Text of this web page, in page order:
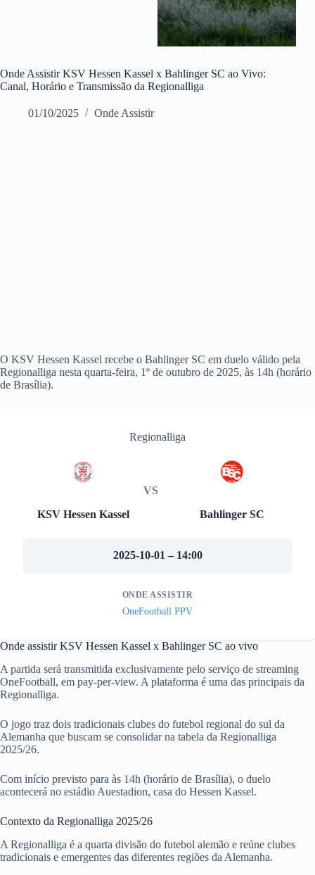
Onde Assistir KSV Hessen Kassel x Bahlinger SC ao Vivo:
Canal, Horário e Transmissão da Regionalliga
01/10/2025 Onde Assistir
O KSV Hessen Kassel recebe o Bahlinger SC em duelo válido pela
Regionalliga nesta quarta-feira, 1º de outubro de 2025, às 14h (horário
de Brasília).
Regionalliga
KSV Hessen Kassel
VS
Bahlinger SC
2025-10-01 – 14:00
ONDE ASSISTIR
OneFootball PPV
Onde assistir KSV Hessen Kassel x Bahlinger SC ao vivo
A partida será transmitida exclusivamente pelo serviço de streaming
OneFootball, em pay-per-view. A plataforma é uma das principais da
Regionalliga.
O jogo traz dois tradicionais clubes do futebol regional do sul da
Alemanha que buscam se consolidar na tabela da Regionalliga
2025/26.
Com início previsto para às 14h (horário de Brasília), o duelo
acontecerá no estádio Auestadion, casa do Hessen Kassel.
Contexto da Regionalliga 2025/26
A Regionalliga é a quarta divisão do futebol alemão e reúne clubes
tradicionais e emergentes das diferentes regiões da Alemanha.